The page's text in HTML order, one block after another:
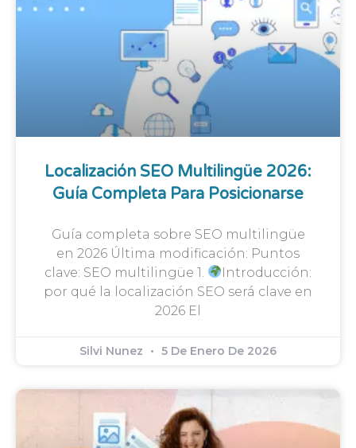
Localización SEO Multilingüe 2026:
Guía Completa Para Posicionarse
Guía completa sobre SEO multilingüe
en 2026 Última modificación: Puntos
clave: SEO multilingüe 1.
Introducción:
por qué la localización SEO será clave en
2026 El
Silvi Nunez 5 De Enero De 2026